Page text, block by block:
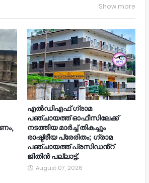
Show more
എൽഡിഎഫ് ഗ്രാമ
പഞ്ചായത്ത് ഓഫീസിലേക്ക്
നടത്തിയ മാർച്ച് തികച്ചും
രാഷ്ട്രീയ പ്രേരിതം; ഗ്രാമ
പഞ്ചായത്ത് പ്രസിഡൻ്റ്
ജിതിൻ പല്ലാട്ട്.
August 07, 2026